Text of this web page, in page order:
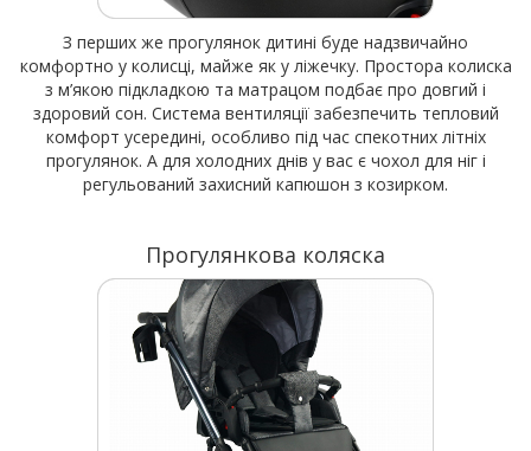
З перших же прогулянок дитині буде надзвичайно
комфортно у колисці, майже як у ліжечку. Простора колиска
з м’якою підкладкою та матрацом подбає про довгий і
здоровий сон. Система вентиляції забезпечить тепловий
комфорт усередині, особливо під час спекотних літніх
прогулянок. А для холодних днів у вас є чохол для ніг і
регульований захисний капюшон з козирком.
Прогулянкова коляска